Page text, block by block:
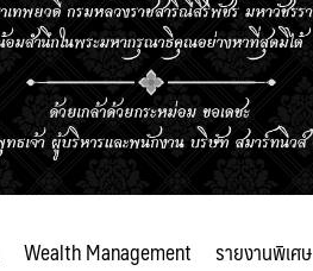
Wealth Management รายงานพิเศษ